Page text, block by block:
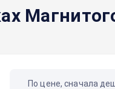
По цене, сначала